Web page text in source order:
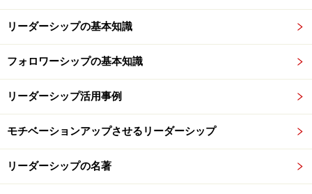
リーダーシップの基本知識
フォロワーシップの基本知識
リーダーシップ活用事例
モチベーションアップさせるリーダーシップ
リーダーシップの名著